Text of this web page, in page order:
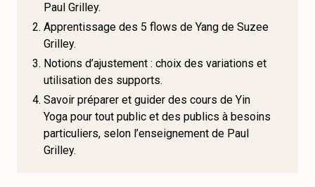
Paul Grilley.
Apprentissage des 5 flows de Yang de Suzee
Grilley.
Notions d’ajustement : choix des variations et
utilisation des supports.
Savoir préparer et guider des cours de Yin
Yoga pour tout public et des publics à besoins
particuliers, selon l’enseignement de Paul
Grilley.